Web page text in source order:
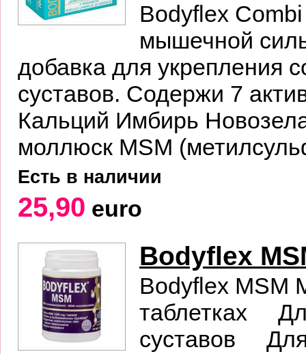
Bodyflex Combi
мышечной
добавка для укрепления
суставов. Содержи 7
Кальций Имбирь
моллюск MSM
Есть в наличии
25,90 euro
Bodyflex
Bodyflex MSM
таблетках
суставов